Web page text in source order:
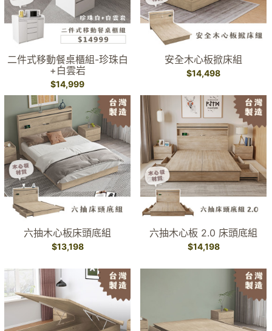
二件式移動餐桌櫃組-珍珠白
+白雲岩
$14,999
安全木心板掀床組
$14,498
六抽木心板床頭底組
$13,198
六抽木心板 2.0 床頭底組
$14,198